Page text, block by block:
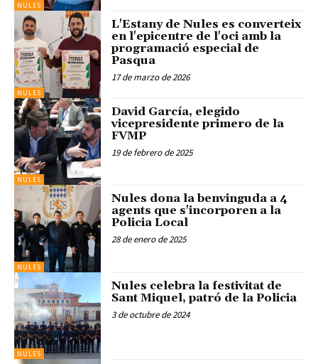
NULES
NULES
L'Estany de Nules es converteix
en l'epicentre de l'oci amb la
programació especial de
Pasqua
17 de marzo de 2026
NULES
David García, elegido
vicepresidente primero de la
FVMP
19 de febrero de 2025
NULES
Nules dona la benvinguda a 4
agents que s'incorporen a la
Policia Local
28 de enero de 2025
NULES
Nules celebra la festivitat de
Sant Miquel, patró de la Policia
3 de octubre de 2024